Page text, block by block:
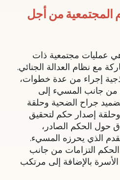
المجتمعية من أجل
عمليات مجتمعية ذات
مع نظام العدالة الجنائي.
إجراء من عدة خطوات،
من جانب المسيء إلى
جراح الضحية وحلقة
إصدار حكم لتحقيق
حول الحكم الصادر،
الذي يحرزه المسيء.
التزامات من جانب
الأسرة بالإضافة إلى مرتكب